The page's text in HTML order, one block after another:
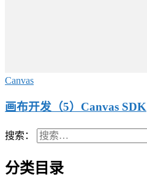
Canvas
画布开发（5）Canvas SDK
搜索：
分类目录